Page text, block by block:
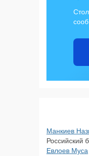
Манкиев
Российский
Евлоев Муса